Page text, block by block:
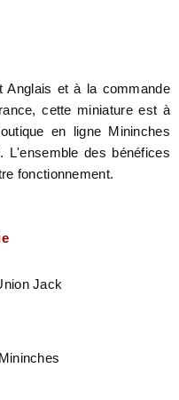
Anglais et à la commande
cette miniature est à
en ligne Mininches
L'ensemble des bénéfices
fonctionnement.
Jack